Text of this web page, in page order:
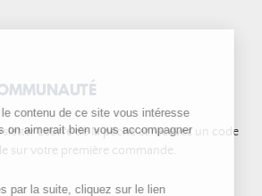
Leurre de la pêche et recevez un code
sur votre première commande.